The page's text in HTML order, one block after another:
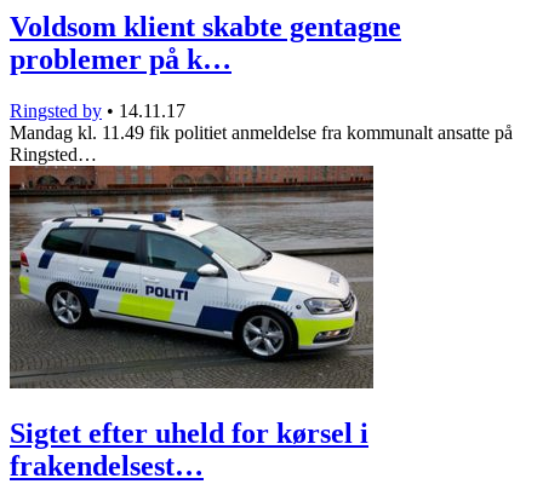
Voldsom klient skabte gentagne
problemer på k…
Ringsted by • 14.11.17
Mandag kl. 11.49 fik politiet anmeldelse fra kommunalt ansatte på
Ringsted…
Sigtet efter uheld for kørsel i
frakendelsest…